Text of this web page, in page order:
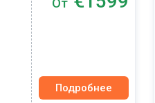
От
Подробнее